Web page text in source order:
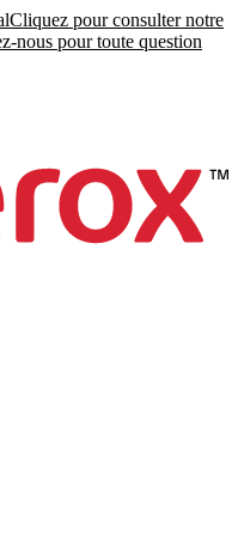
Cliquez pour consulter notre
nous pour toute question